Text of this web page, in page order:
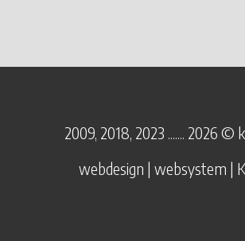
2009, 2018, 2023 ....... 2026 ©
webdesign | websystem |